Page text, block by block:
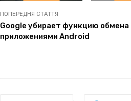
ПОПЕРЕДНЯ СТАТТЯ
Google убирает функцию обмена
приложениями Android